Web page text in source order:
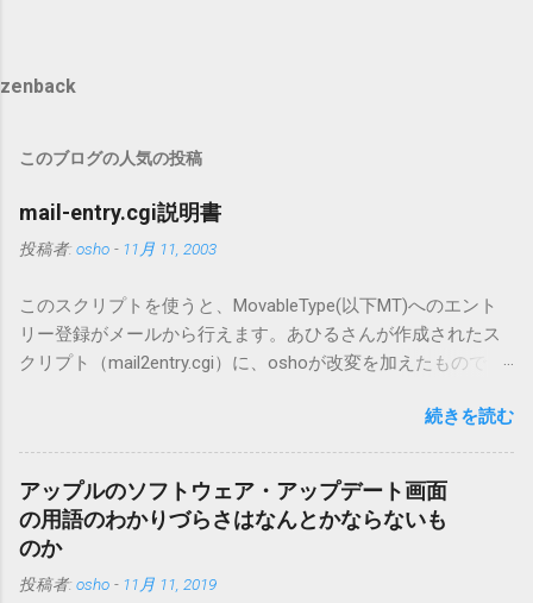
zenback
このブログの人気の投稿
mail-entry.cgi説明書
投稿者: osho - 11月 11, 2003
このスクリプトを使うと、MovableType(以下MT)へのエント
リー登録がメールから行えます。あひるさんが作成されたス
クリプト（mail2entry.cgi）に、oshoが改変を加えたもので
ーも出来ます。 バージョン0.5.3以降の動作確認はMT3.11で行
っています。0.5.2まではMT2.661で確認していました。0.5.3以
降もたぶん動くと思います。 現在のバージョンは0.5.3です。
（2004/12/4リリース）※0.6.3を公開しています。まだ心配な
点が多いため、こちらにはリンクしていません。安定を求め
る方は0.5.3を、新版の機能が必要な方は0.6.3をご利用くださ
い。 こちら からどうぞ。 0.3.6までのバージョンに、エント
続きを読む
アップルのソフトウェア・アップデート画面
の用語のわかりづらさはなんとかならないも
のか
投稿者: osho - 11月 11, 2019